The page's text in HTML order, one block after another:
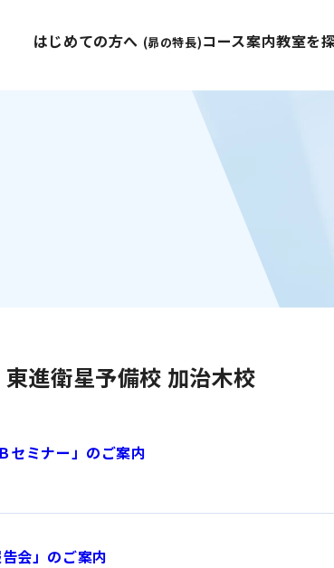
はじめての方へ (昴の特長)コース案内教室を
東進衛星予備校 加治木校
セミナー」のご案内
会」のご案内